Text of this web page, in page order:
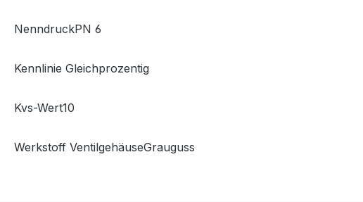
NenndruckPN 6
Kennlinie Gleichprozentig
Kvs-Wert10
Werkstoff VentilgehäuseGrauguss